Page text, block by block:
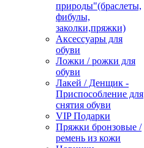
природы"(браслеты,
фибулы,
заколки,пряжки)
Аксессуары для
обуви
Ложки / рожки для
обуви
Лакей / Денщик -
Приспособление для
снятия обуви
VIP Подарки
Пряжки бронзовые /
ремень из кожи